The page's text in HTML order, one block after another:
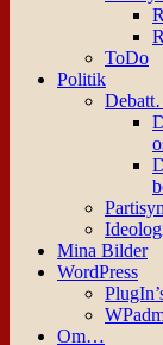
ToDo
Politik
Mina Bilder
WordPress
Om…